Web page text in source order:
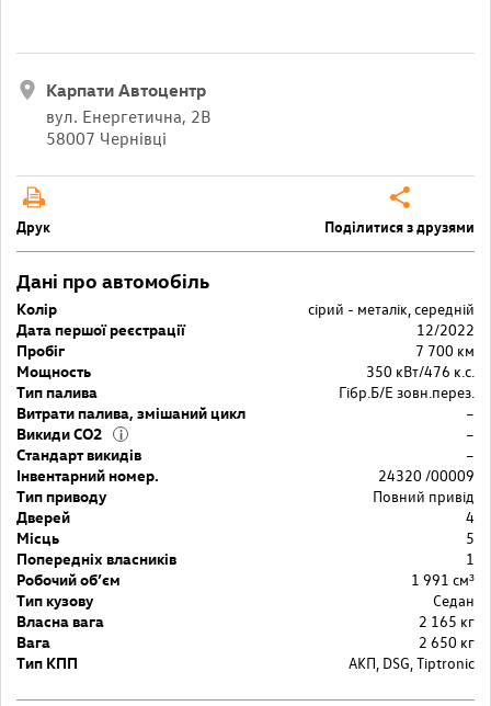
Карпати Автоцентр
вул. Енергетична, 2В
58007 Чернівці
Друк Поділитися з друзями
Дані про автомобіль
Колір
сірий - металік, середній
Дата першої реєстрації
12/2022
Пробіг
7 700 км
Мощность
350 кВт/476 к.с.
Тип палива
Гібр.Б/Е зовн.перез.
Витрати палива, змішаний цикл
–
Викиди CO2
i
–
Стандарт викидів
–
Інвентарний номер.
24320 /00009
Тип приводу
Повний привід
Дверей
4
Місць
5
Попередніх власників
1
Робочий об’єм
1 991 см³
Тип кузову
Седан
Власна вага
2 165 кг
Вага
2 650 кг
Тип КПП
АКП, DSG, Tiptronic